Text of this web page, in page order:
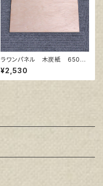
ラワンパネル 木炭紙 650㎜
×500㎜
¥2,530